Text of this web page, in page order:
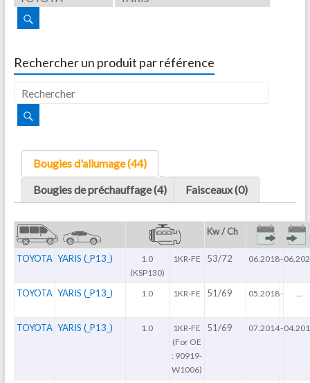
Rechercher un produit par référence
Bougies d'allumage (44)
Bougies de préchauffage (4)
Faisceaux (0)
Kw / Ch
TOYOTA YARIS (_P13_)
1.0
(KSP130)
1KR-FE 53/72 06.2018-
TOYOTA YARIS (_P13_) 1.0 1KR-FE 51/69 05.2018-
TOYOTA YARIS (_P13_) 1.0
1KR-FE
(For OE
: 90919-
W1006)
51/69 07.2014-